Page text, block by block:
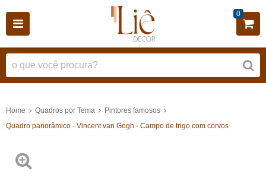
0
Home Quadros por Tema
Pintores famosos
Quadro panorâmico - Vincent van Gogh - Campo de trigo com corvos